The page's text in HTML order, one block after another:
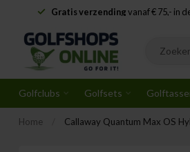
Gratis verzendingvanaf € 75,- in
Golfclubs Golfsets
Home Callaway Quantum Max OS